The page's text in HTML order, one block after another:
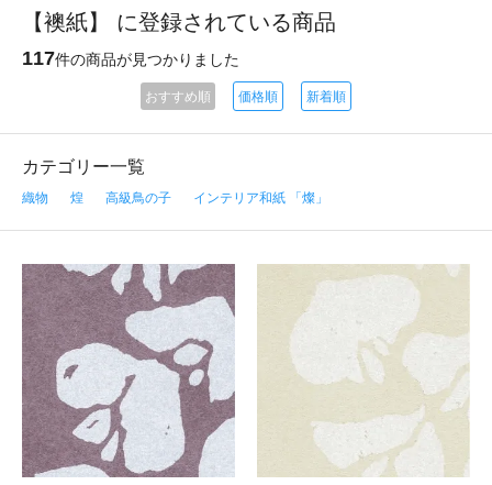
【襖紙】 に登録されている商品
117件の商品が見つかりました
おすすめ順 価格順 新着順
カテゴリー一覧
織物 煌 高級鳥の子 インテリア和紙 「燦」